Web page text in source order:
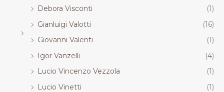
Debora Visconti
(1)
Gianluigi Valotti
(16)
Giovanni Valenti
(1)
Igor Vanzelli
(4)
Lucio Vincenzo Vezzola
(1)
Lucio Vinetti
(1)